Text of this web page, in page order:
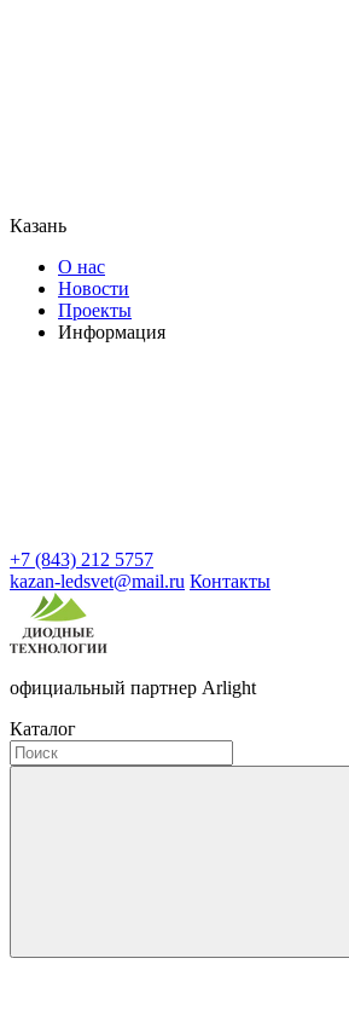
Казань
О нас
Новости
Проекты
Информация
+7 (843) 212 5757
kazan-ledsvet@mail.ru Контакты
официальный партнер Arlight
Каталог